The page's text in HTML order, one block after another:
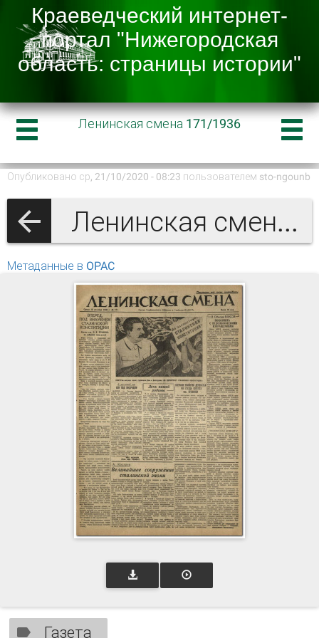
Ленинская смена 171/1936
Опубликовано ср, 21/10/2020 - 08:23 пользователем sto-ngounb
Ленинская смена 1936
Метаданные в OPAC
Газета